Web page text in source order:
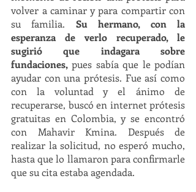
volver a caminar y para compartir con
su familia. Su hermano, con la
esperanza de verlo recuperado, le
sugirió que indagara sobre
fundaciones, pues sabía que le podían
ayudar con una prótesis. Fue así como
con la voluntad y el ánimo de
recuperarse, buscó en internet prótesis
gratuitas en Colombia, y se encontró
con Mahavir Kmina. Después de
realizar la solicitud, no esperó mucho,
hasta que lo llamaron para confirmarle
que su cita estaba agendada.